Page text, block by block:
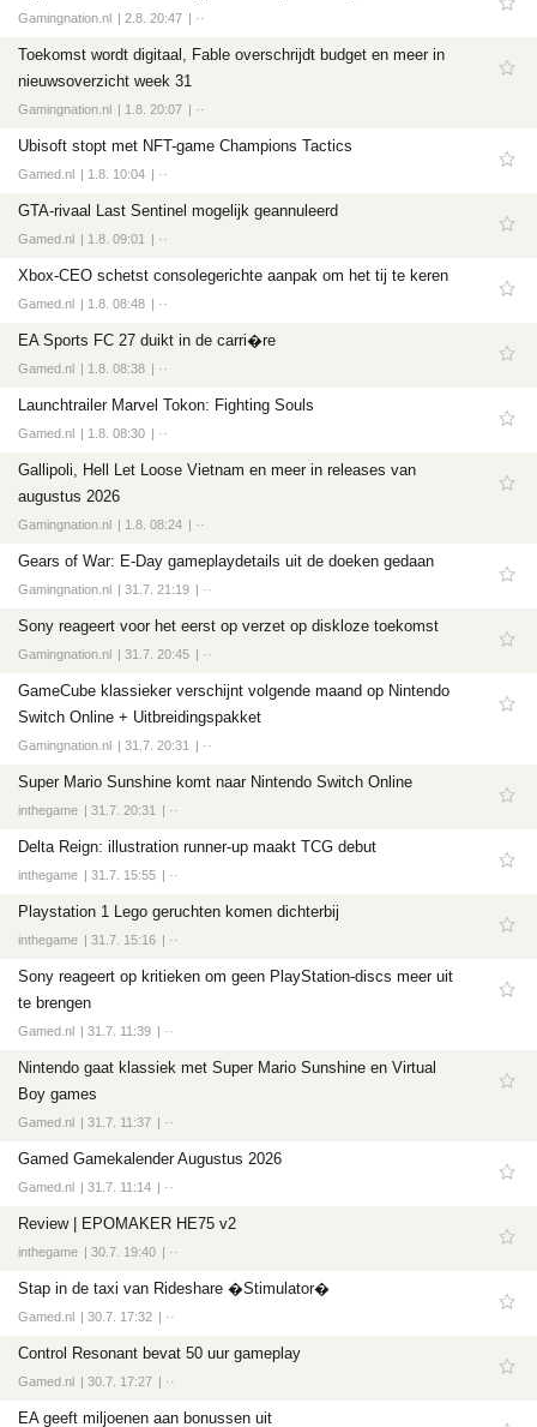
Gamingnation.nl 2.8. 20:47 ··
Toekomst wordt digitaal, Fable overschrijdt budget en meer in
nieuwsoverzicht week 31
Gamingnation.nl 1.8. 20:07 ··
Ubisoft stopt met NFT-game Champions Tactics
Gamed.nl 1.8. 10:04 ··
GTA-rivaal Last Sentinel mogelijk geannuleerd
Gamed.nl 1.8. 09:01 ··
Xbox-CEO schetst consolegerichte aanpak om het tij te keren
Gamed.nl 1.8. 08:48 ··
EA Sports FC 27 duikt in de carri�re
Gamed.nl 1.8. 08:38 ··
Launchtrailer Marvel Tokon: Fighting Souls
Gamed.nl 1.8. 08:30 ··
Gallipoli, Hell Let Loose Vietnam en meer in releases van
augustus 2026
Gamingnation.nl 1.8. 08:24 ··
Gears of War: E-Day gameplaydetails uit de doeken gedaan
Gamingnation.nl 31.7. 21:19 ··
Sony reageert voor het eerst op verzet op diskloze toekomst
Gamingnation.nl 31.7. 20:45 ··
GameCube klassieker verschijnt volgende maand op Nintendo
Switch Online + Uitbreidingspakket
Gamingnation.nl 31.7. 20:31 ··
Super Mario Sunshine komt naar Nintendo Switch Online
inthegame 31.7. 20:31 ··
Delta Reign: illustration runner-up maakt TCG debut
inthegame 31.7. 15:55 ··
Playstation 1 Lego geruchten komen dichterbij
inthegame 31.7. 15:16 ··
Sony reageert op kritieken om geen PlayStation-discs meer uit
te brengen
Gamed.nl 31.7. 11:39 ··
Nintendo gaat klassiek met Super Mario Sunshine en Virtual
Boy games
Gamed.nl 31.7. 11:37 ··
Gamed Gamekalender Augustus 2026
Gamed.nl 31.7. 11:14 ··
Review | EPOMAKER HE75 v2
inthegame 30.7. 19:40 ··
Stap in de taxi van Rideshare �Stimulator�
Gamed.nl 30.7. 17:32 ··
Control Resonant bevat 50 uur gameplay
Gamed.nl 30.7. 17:27 ··
EA geeft miljoenen aan bonussen uit